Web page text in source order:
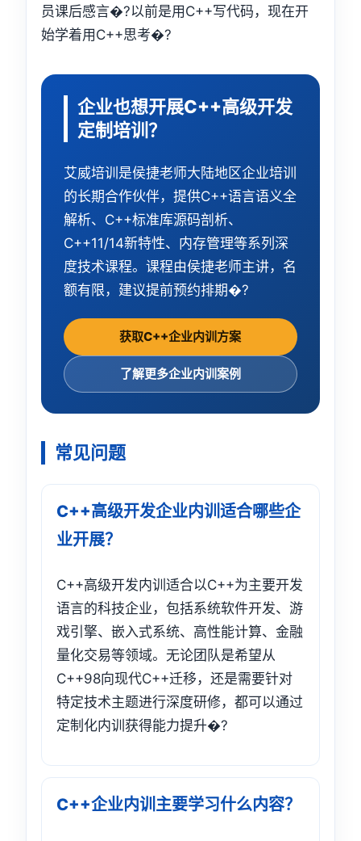
员课后感言�?以前是用C++写代码，现在开
始学着用C++思考�?
企业也想开展C++高级开发
定制培训？
艾威培训是侯捷老师大陆地区企业培训
的长期合作伙伴，提供C++语言语义全
解析、C++标准库源码剖析、
C++11/14新特性、内存管理等系列深
度技术课程。课程由侯捷老师主讲，名
额有限，建议提前预约排期�?
获取C++企业内训方案
了解更多企业内训案例
常见问题
C++高级开发企业内训适合哪些企
业开展？
C++高级开发内训适合以C++为主要开发
语言的科技企业，包括系统软件开发、游
戏引擎、嵌入式系统、高性能计算、金融
量化交易等领域。无论团队是希望从
C++98向现代C++迁移，还是需要针对
特定技术主题进行深度研修，都可以通过
定制化内训获得能力提升�?
C++企业内训主要学习什么内容？